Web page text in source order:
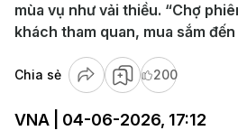
mùa vụ như vải thiều. “Chợ
khách tham quan, mua sắm
Chia sẻ 200
VNA | 04-06-2026, 17:12